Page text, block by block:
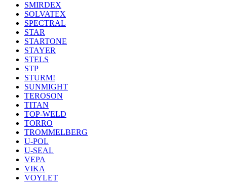
SMIRDEX
SOLVATEX
SPECTRAL
STAR
STARTONE
STAYER
STELS
STP
STURM!
SUNMIGHT
TEROSON
TITAN
TOP-WELD
TORRO
TROMMELBERG
U-POL
U-SEAL
VEPA
VIKA
VOYLET